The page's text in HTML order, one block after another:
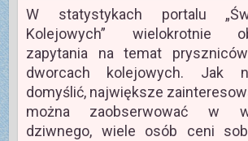
W statystykach portalu
Kolejowych” wielokrotnie
zapytania na temat
dworcach kolejowych. Jak
domyślić, największe
można zaobserwować w
dziwnego, wiele osób ceni